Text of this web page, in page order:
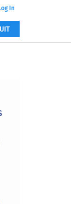
In